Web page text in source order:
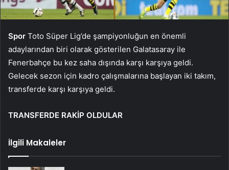
Spor Toto Süper Lig’de şampiyonluğun en önemli
adaylarından biri olarak gösterilen Galatasaray ile
Fenerbahçe bu kez saha dışında karşı karşıya geldi.
Gelecek sezon için kadro çalışmalarına başlayan iki takım,
transferde karşı karşıya geldi.
TRANSFERDE RAKİP OLDULAR
İlgili Makaleler